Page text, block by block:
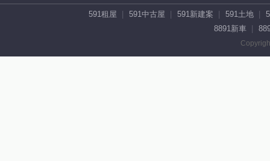
591租屋 591中古屋 591新建案 591土地
8891新車